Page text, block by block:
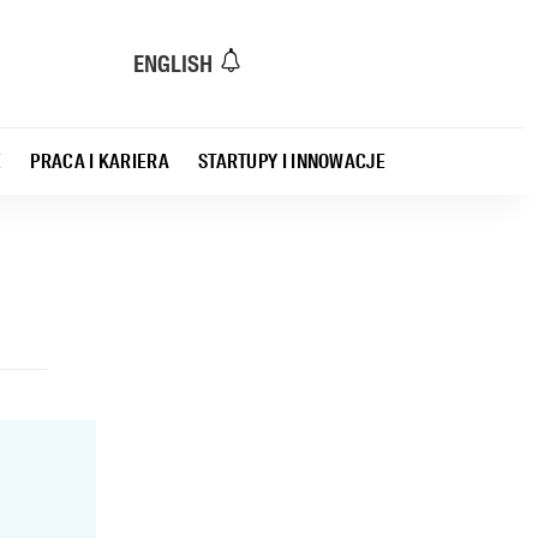
ENGLISH
PRACA I KARIERA STARTUPY I INNOWACJE